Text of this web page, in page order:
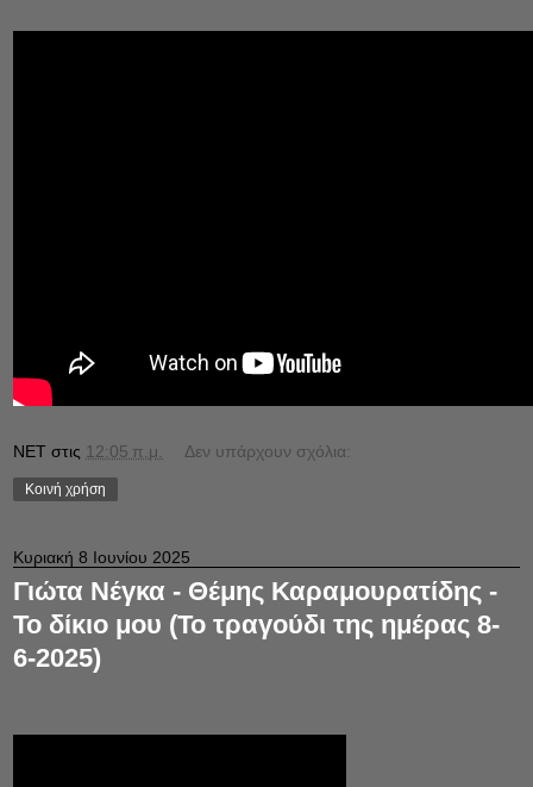
NET στις 12:05 π.μ. Δεν υπάρχουν σχόλια:
Κοινή χρήση
Κυριακή 8 Ιουνίου 2025
Γιώτα Νέγκα - Θέμης Καραμουρατίδης -
Το δίκιο μου (Το τραγούδι της ημέρας 8-
6-2025)